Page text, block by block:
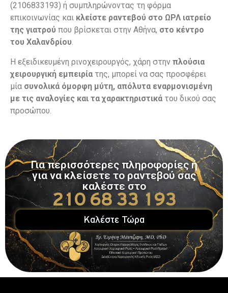
(2106833193) ή συμπληρώνοντας τη φόρμα
επικοινωνίας και κλείστε ραντεβού στο ΩΡΛ ιατρείο
της γιατρού που βρίσκεται στην Αθήνα, στο κέντρο
του Χαλανδρίου.
Η εξειδικευμένη ρινοχειρουργός, χάρη στην πλούσια
χειρουργική εμπειρία της, μπορεί να σας προσφέρει
μία συνολικά όμορφη μύτη, απόλυτα εναρμονισμένη
με τις αναλογίες και τα χαρακτηριστικά του δικού σας
προσώπου.
Για περισσότερες πληροφορίες ή
για να κλείσετε το ραντεβού σας
καλέστε στο
210 68 33 193
Καλέστε Τώρα